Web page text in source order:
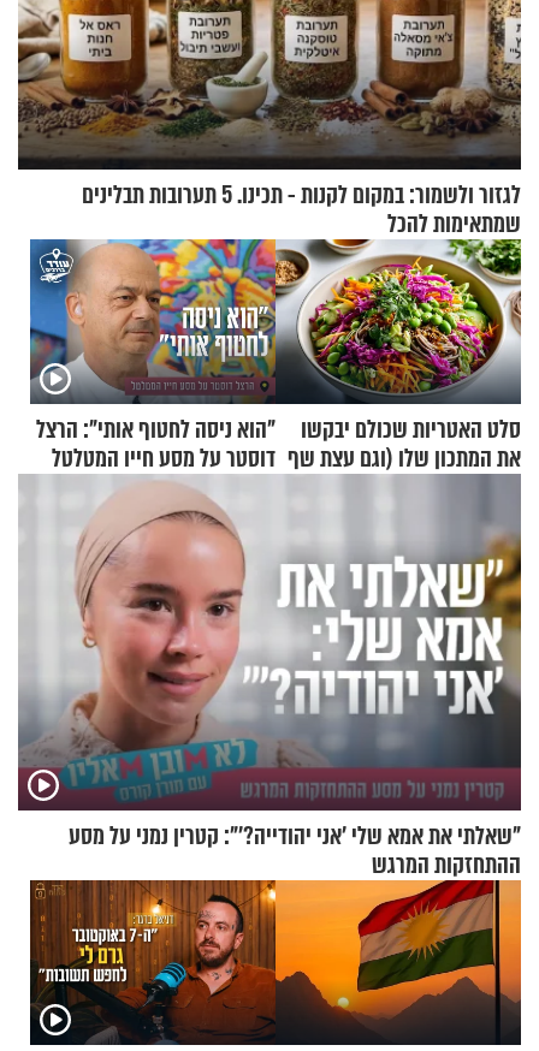
לגזור ולשמור: במקום לקנות - תכינו. 5 תערובות תבלינים
שמתאימות להכל
סלט האטריות שכולם יבקשו
את המתכון שלו (וגם עצת שף
"הוא ניסה לחטוף אותי": הרצל
דוסטר על מסע חייו המטלטל
"שאלתי את אמא שלי 'אני יהודייה?'": קטרין נמני על מסע
ההתחזקות המרגש